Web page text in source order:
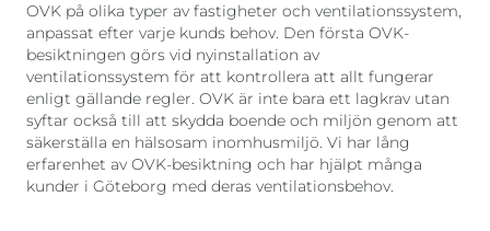
OVK på olika typer av fastigheter och ventilationssystem,
anpassat efter varje kunds behov. Den första OVK-
besiktningen görs vid nyinstallation av
ventilationssystem för att kontrollera att allt fungerar
enligt gällande regler. OVK är inte bara ett lagkrav utan
syftar också till att skydda boende och miljön genom att
säkerställa en hälsosam inomhusmiljö. Vi har lång
erfarenhet av OVK-besiktning och har hjälpt många
kunder i Göteborg med deras ventilationsbehov.